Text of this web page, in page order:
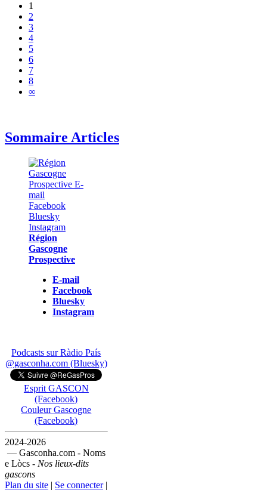
1
2
3
4
5
6
7
8
∞
Sommaire Articles
Région
Gascogne
Prospective
E-mail
Facebook
Bluesky
Instagram
Podcasts sur Ràdio País
@gasconha.com (Bluesky)
Esprit GASCON
(Facebook)
Couleur Gascogne
(Facebook)
2024-2026
— Gasconha.com - Noms
e Lòcs - Nos lieux-dits
gascons
Plan du site | Se connecter|